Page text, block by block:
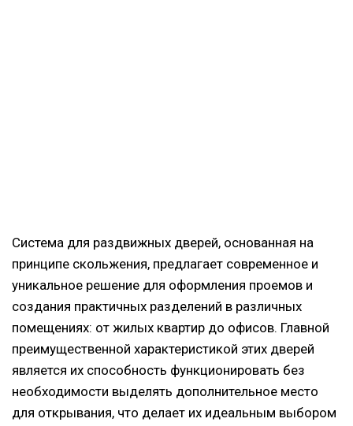
Система для раздвижных дверей, основанная на
принципе скольжения, предлагает современное и
уникальное решение для оформления проемов и
создания практичных разделений в различных
помещениях: от жилых квартир до офисов. Главной
преимущественной характеристикой этих дверей
является их способность функционировать без
необходимости выделять дополнительное место
для открывания, что делает их идеальным выбором